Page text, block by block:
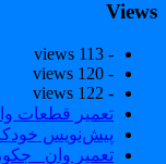
- 113 views
- 120 views
- 122 views
تعمیر قطعات
پیش‌نویس خودکار
تعمیر وان _جکوزی۰۹۱۲۱۵۰۷۸۲۵